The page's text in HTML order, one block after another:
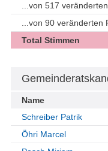
...von 517
...von 90 veränderten
Total Stimmen
Name
Schreiber Patrik
Öhri Marcel